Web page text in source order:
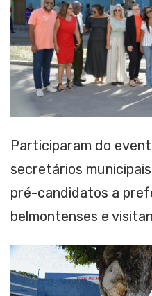
Participaram do
secretários
pré-candidatos a
belmontenses e